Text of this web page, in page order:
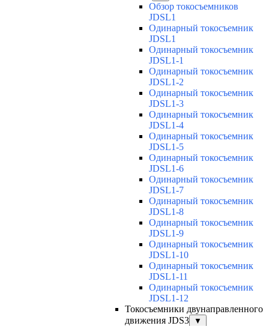
Обзор токосъемников
JDSL1
Одинарный токосъемник
JDSL1
Одинарный токосъемник
JDSL1-1
Одинарный токосъемник
JDSL1-2
Одинарный токосъемник
JDSL1-3
Одинарный токосъемник
JDSL1-4
Одинарный токосъемник
JDSL1-5
Одинарный токосъемник
JDSL1-6
Одинарный токосъемник
JDSL1-7
Одинарный токосъемник
JDSL1-8
Одинарный токосъемник
JDSL1-9
Одинарный токосъемник
JDSL1-10
Одинарный токосъемник
JDSL1-11
Одинарный токосъемник
JDSL1-12
Токосъемники двунаправленного
движения JDS3
▼